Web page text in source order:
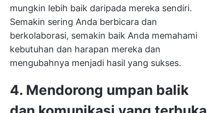
mungkin lebih baik daripada mereka sendiri.
Semakin sering Anda berbicara dan
berkolaborasi, semakin baik Anda memahami
kebutuhan dan harapan mereka dan
mengubahnya menjadi hasil yang sukses.
4. Mendorong umpan balik